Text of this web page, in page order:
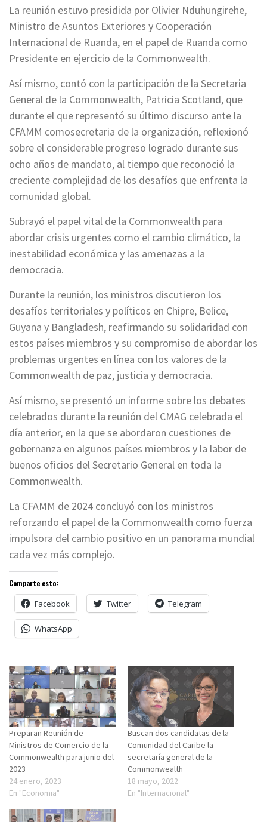
La reunión estuvo presidida por Olivier Nduhungirehe,
Ministro de Asuntos Exteriores y Cooperación
Internacional de Ruanda, en el papel de Ruanda como
Presidente en ejercicio de la Commonwealth.
Así mismo, contó con la participación de la Secretaria
General de la Commonwealth, Patricia Scotland, que
durante el que representó su último discurso ante la
CFAMM comosecretaria de la organización, reflexionó
sobre el considerable progreso logrado durante sus
ocho años de mandato, al tiempo que reconoció la
creciente complejidad de los desafíos que enfrenta la
comunidad global.
Subrayó el papel vital de la Commonwealth para
abordar crisis urgentes como el cambio climático, la
inestabilidad económica y las amenazas a la
democracia.
Durante la reunión, los ministros discutieron los
desafíos territoriales y políticos en Chipre, Belice,
Guyana y Bangladesh, reafirmando su solidaridad con
estos países miembros y su compromiso de abordar los
problemas urgentes en línea con los valores de la
Commonwealth de paz, justicia y democracia.
Así mismo, se presentó un informe sobre los debates
celebrados durante la reunión del CMAG celebrada el
día anterior, en la que se abordaron cuestiones de
gobernanza en algunos países miembros y la labor de
buenos oficios del Secretario General en toda la
Commonwealth.
La CFAMM de 2024 concluyó con los ministros
reforzando el papel de la Commonwealth como fuerza
impulsora del cambio positivo en un panorama mundial
cada vez más complejo.
Comparte esto:
Facebook Twitter Telegram
WhatsApp
Preparan Reunión de
Ministros de Comercio de la
Commonwealth para junio del
2023
24 enero, 2023
En "Economia"
Buscan dos candidatas de la
Comunidad del Caribe la
secretaría general de la
Commonwealth
18 mayo, 2022
En "Internacional"